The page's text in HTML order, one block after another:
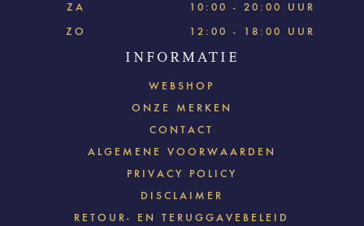
ZA
10:00 - 20:00 UUR
ZO
12:00 - 18:00 UUR
INFORMATIE
WEBSHOP
ONZE MERKEN
CONTACT
ALGEMENE VOORWAARDEN
PRIVACY POLICY
DISCLAIMER
RETOUR- EN TERUGGAVEBELEID